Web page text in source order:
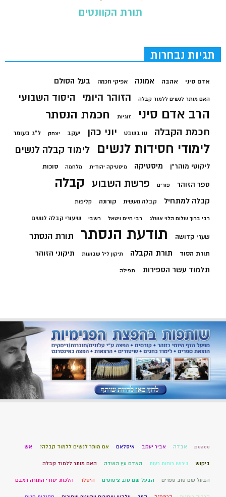
תורת הקוונטים
תגיות נבחרות
אדם סיני אהבה אמונה אפיקי חכמה בעל הסולם
האם מותר לנשים ללמוד קבלה הזוהר היומי היסוד השבועי
הרב אדם סיני זוגיות חכמת הנסתר
חכמת הקבלה טו בשבט יוני כהן יעקב יצחק ל"ג בעומר
לימודי חסידות לנשים לימוד קבלה לנשים
ליקוטי מוהר"ן מיסטיקה מיסטיקה יהודית מלחמה סוכות
ספר הזוהר פורים פרשת השבוע קבלה
קבלה למתחיל קבלה מעשית קורונה קליפות
רבי ברוך שלום הלוי אשלג רבי חיים ויטאל רשבי שיעורי קבלה לנשים
שערי קדושה תודעת הנסתר תורת הנסתר
תורת הסוד תורת הקבלה תיקון ליל שבועות תיקוני הזוהר
תלמוד עשר הספירות תפילה
peace אבדה אביר יעקב איסלאם אם מותר לנשים ללמוד קבלה? אש
ביקוש גירוש רוחות רעות האדם עץ השדה האם מותר ללמוד קבלה
הבעל שם טוב ספרים הבעל שם טוב ציטוטים היטלר הלכות יסודי התורה רמבם